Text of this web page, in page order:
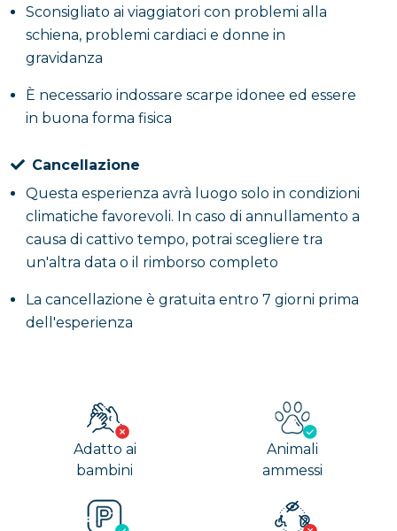
Sconsigliato ai viaggiatori con problemi alla
schiena, problemi cardiaci e donne in
gravidanza
È necessario indossare scarpe idonee ed essere
in buona forma fisica
Cancellazione
Questa esperienza avrà luogo solo in condizioni
climatiche favorevoli. In caso di annullamento a
causa di cattivo tempo, potrai scegliere tra
un'altra data o il rimborso completo
La cancellazione è gratuita entro 7 giorni prima
dell'esperienza
Adatto ai
bambini
Animali
ammessi